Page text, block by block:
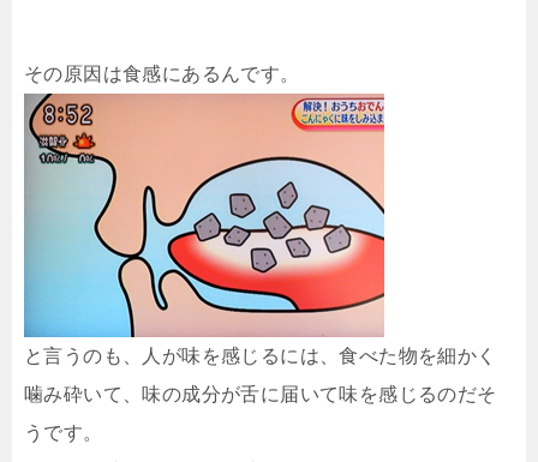
その原因は食感にあるんです。
と言うのも、人が味を感じるには、食べた物を細かく
噛み砕いて、味の成分が舌に届いて味を感じるのだそ
うです。